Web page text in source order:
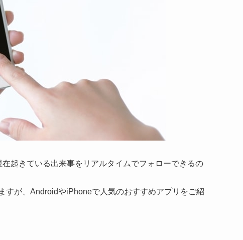
起きている出来事をリアルタイムでフォローできるの
すが、AndroidやiPhoneで人気のおすすめアプリをご紹